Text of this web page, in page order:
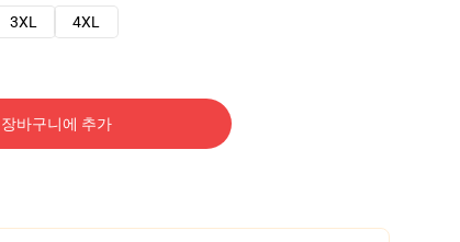
3XL 4XL
장바구니에 추가